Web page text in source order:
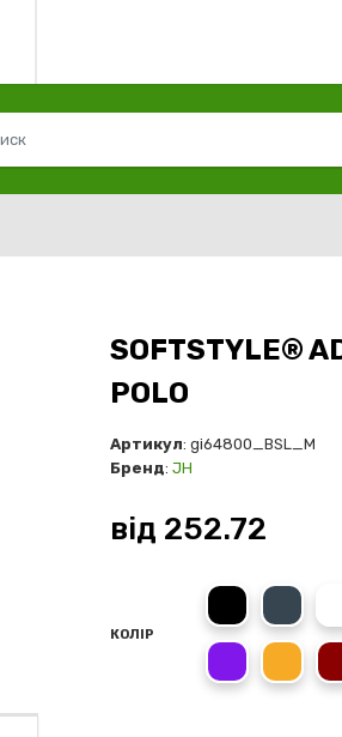
SOFTSTYLE®
POLO
Артикул: gi64800_BSL_M
Бренд: JH
від 252.72
КОЛІР
Black
Purple